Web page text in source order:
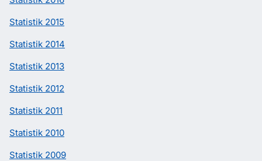
Statistik 2015
Statistik 2014
Statistik 2013
Statistik 2012
Statistik 2011
Statistik 2010
Statistik 2009